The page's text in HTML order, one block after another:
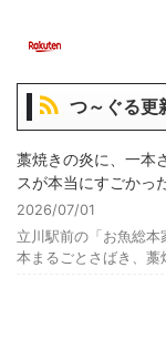
つ～ぐる更
藁焼きの炎に、一本
スが本当にすごかっ
2026/07/01
立川駅前の「お魚総
本まるごとさばき、